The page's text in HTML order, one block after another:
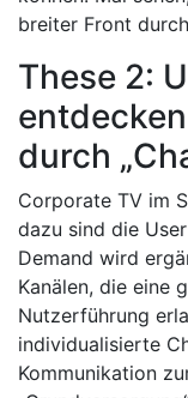
breiter Front
These 2:
durch
Corporate TV im
dazu sind die
Demand wird
Kanälen, die eine
Nutzerführung
individualisierte
Kommunikation